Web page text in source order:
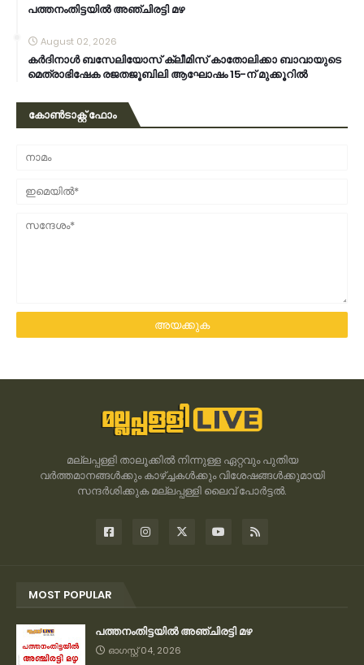
പത്തനംതിട്ടയിൽ അഞ്ചിരട്ടി മഴ
August 02, 2026
കര്‍ദിനാള്‍ ബസേലിയോസ് ക്ലീമിസ് കാതോലിക്കാ ബാവായുടെ
മെത്രാഭിഷേക രജതജൂബിലി ആഘോഷം 15-ന് മുക്കൂറില്‍
കോൺടാക്റ്റ് ഫോം
മല്ലപ്പള്ളി താലൂക്കിൽ നിന്നുള്ള ഏറ്റവും പുതിയ
വർത്തമാനങ്ങൾക്കും കാഴ്ച്ചകൾക്കും വിശേഷങ്ങൾക്കുമായി
സന്ദർശിക്കുക മല്ലപ്പള്ളി ലൈവ് പോർട്ടൽ.
MOST POPULAR
പത്തനംതിട്ടയിൽ അഞ്ചിരട്ടി മഴ
ഓഗസ്റ്റ് 04, 2026